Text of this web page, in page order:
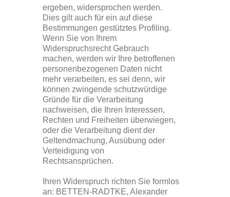
ergeben, widersprochen werden.
Dies gilt auch für ein auf diese
Bestimmungen gestütztes Profiling.
Wenn Sie von Ihrem
Widerspruchsrecht Gebrauch
machen, werden wir Ihre betroffenen
personenbezogenen Daten nicht
mehr verarbeiten, es sei denn, wir
können zwingende schutzwürdige
Gründe für die Verarbeitung
nachweisen, die Ihren Interessen,
Rechten und Freiheiten überwiegen,
oder die Verarbeitung dient der
Geltendmachung, Ausübung oder
Verteidigung von
Rechtsansprüchen.
Ihren Widerspruch richten Sie formlos
an: BETTEN-RADTKE, Alexander